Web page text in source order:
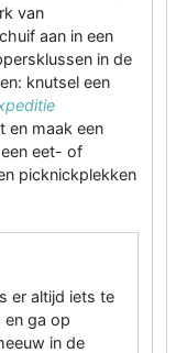
van
aan in een
in de
knutsel een
en maak een
eet- of
picknickplekken
er altijd iets te
en ga op
in de